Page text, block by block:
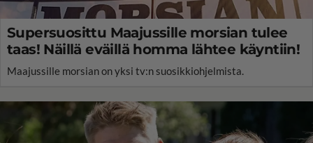
Supersuosittu Maajussille morsian tulee
taas! Näillä eväillä homma lähtee käyntiin!
Maajussille morsian on yksi tv:n suosikkiohjelmista.